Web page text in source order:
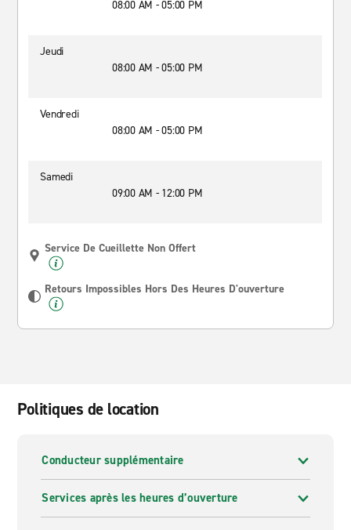
08:00 AM - 05:00 PM
Jeudi
08:00 AM - 05:00 PM
Vendredi
08:00 AM - 05:00 PM
Samedi
09:00 AM - 12:00 PM
Service De Cueillette Non Offert
Retours Impossibles Hors Des Heures D'ouverture
Politiques de location
Conducteur supplémentaire
Services après les heures d’ouverture